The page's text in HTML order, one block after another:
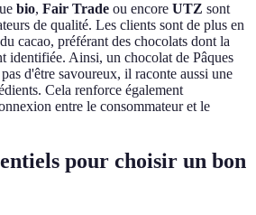
bio, Fair Trade ou encore UTZ sont
de qualité. Les clients sont de plus en
cacao, préférant des chocolats dont la
identifiée. Ainsi, un chocolat de Pâques
d'être savoureux, il raconte aussi une
Cela renforce également
entre le consommateur et le
pour choisir un bon